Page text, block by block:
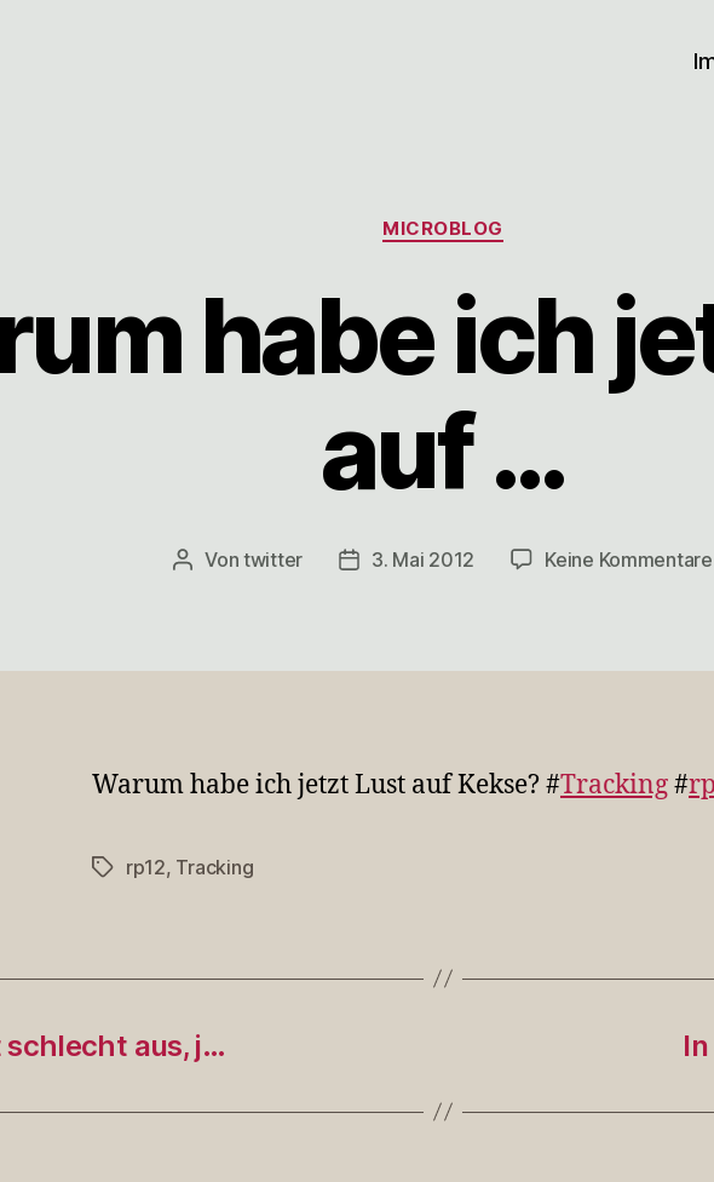
Kategorien
MICROBLOG
habe ich
auf …
Beitragsautor
Vontwitter Veröffentlichungsdatum
3. Mai 2012 Keine Kommentare
Warum habe ich jetzt Lust auf Kekse? #Tracking#
Schlagwörter
rp12, Tracking
schlecht aus, j…